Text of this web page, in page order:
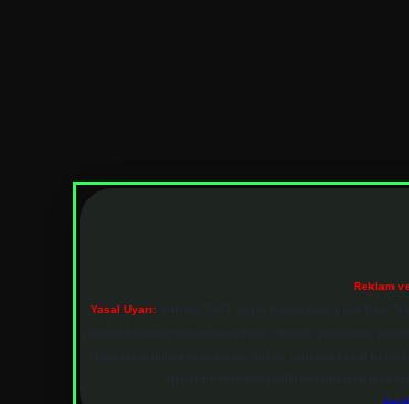
Reklam
Yasal Uyarı:Sitemiz, 5651 Sayılı Kanun gereğince Bilgi